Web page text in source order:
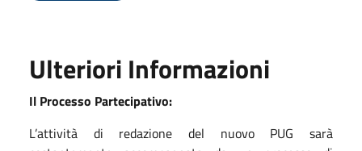
Ulteriori Informazioni
Il Processo Partecipativo:
L’attività di redazione del nuovo PUG sarà